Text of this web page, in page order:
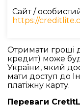
Сайт /
https://
Отримати гроші
кредит) може
України, який
мати доступ до
платіжну карту.
Переваги